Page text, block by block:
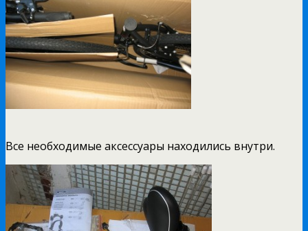
Все необходимые аксессуары находились внутри.